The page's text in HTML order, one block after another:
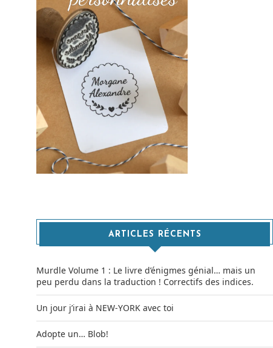
ARTICLES RÉCENTS
Murdle Volume 1 : Le livre d’énigmes génial… mais un
peu perdu dans la traduction ! Correctifs des indices.
Un jour j’irai à NEW-YORK avec toi
Adopte un… Blob!